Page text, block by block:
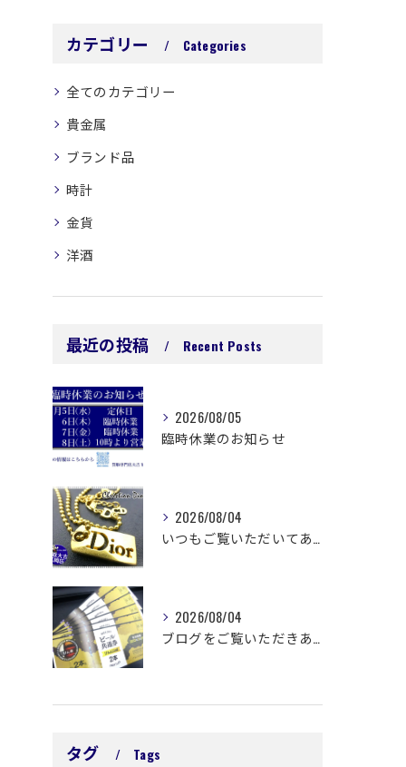
カテゴリー Categories
全てのカテゴリー
貴金属
ブランド品
時計
金貨
洋酒
最近の投稿 Recent Posts
2026/08/05
臨時休業のお知らせ
2026/08/04
いつもご覧いただいてありがとうございます😊
2026/08/04
ブログをご覧いただきありがとうございます🙇‍♀️ 延岡市浜町...
タグ Tags